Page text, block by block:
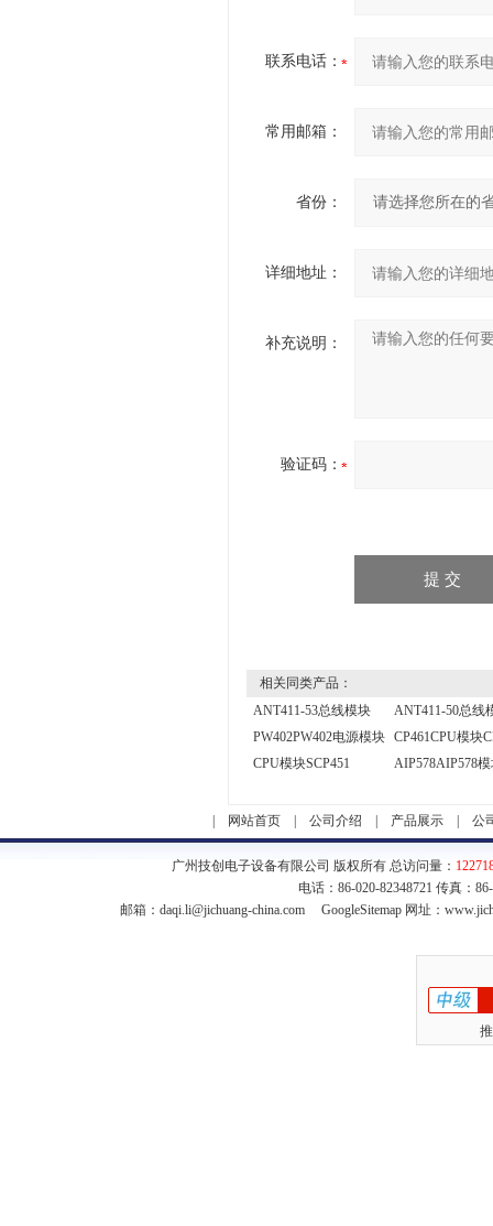
联系电话：
常用邮箱：
省份：
详细地址：
补充说明：
验证码：
相关同类产品：
ANT411-53总线模块
ANT411-50总线
PW402PW402电源模块
CP461CPU模块
CPU模块SCP451
AIP578AIP578模
网站首页 公司介绍 产品展示 公
广州技创电子设备有限公司 版权所有 总访问量：
电话：86-020-82348721 传真：
邮箱： daqi.li@jichuang-china.com GoogleSitemap网址：